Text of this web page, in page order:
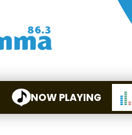
NOW PLAYING